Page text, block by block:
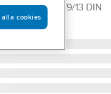
9100X 5/8/9/13 DIN
alla cookies